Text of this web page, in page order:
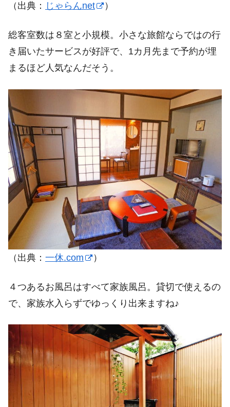
（出典： じゃらんnet ）
総客室数は８室と小規模。小さな旅館ならではの行
き届いたサービスが好評で、1カ月先まで予約が埋
まるほど人気なんだそう。
（出典： 一休.com ）
４つあるお風呂はすべて家族風呂。貸切で使えるの
で、家族水入らずでゆっくり出来ますね♪